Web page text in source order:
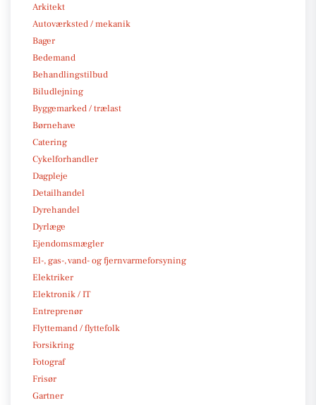
Arkitekt
Autoværksted / mekanik
Bager
Bedemand
Behandlingstilbud
Biludlejning
Byggemarked / trælast
Børnehave
Catering
Cykelforhandler
Dagpleje
Detailhandel
Dyrehandel
Dyrlæge
Ejendomsmægler
El-, gas-, vand- og fjernvarmeforsyning
Elektriker
Elektronik / IT
Entreprenør
Flyttemand / flyttefolk
Forsikring
Fotograf
Frisør
Gartner